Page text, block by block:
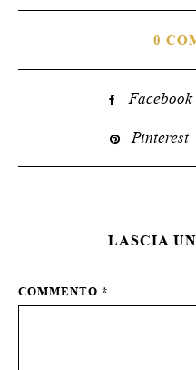
0
Facebook
Pinterest
LASCIA
COMMENTO *